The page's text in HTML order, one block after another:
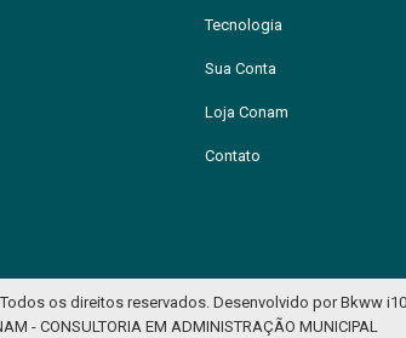
Tecnologia
Sua Conta
Loja Conam
Contato
os direitos reservados.Desenvolvido porBkww
- CONSULTORIA EM ADMINISTRAÇÃO MUNICIPAL